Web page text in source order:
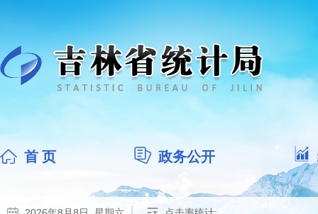
首 页 政务公开